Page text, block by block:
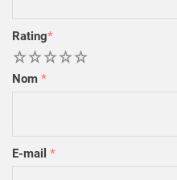
Rating*
5
4
3
2
Nom *
E-mail *